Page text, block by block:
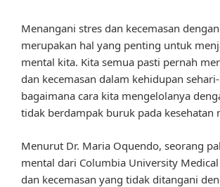
Menangani stres dan kecemasan
merupakan hal yang penting untuk
mental kita. Kita semua pasti pernah
dan kecemasan dalam kehidupan
bagaimana cara kita mengelolanya
tidak berdampak buruk pada kesehatan
Menurut Dr. Maria Oquendo, seorang
mental dari Columbia University Medical
dan kecemasan yang tidak ditangani